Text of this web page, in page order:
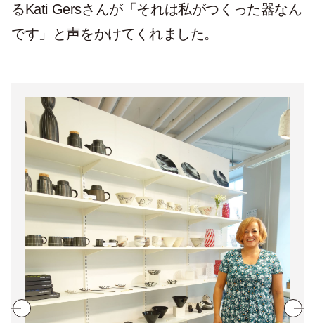
るKati Gersさんが「それは私がつくった器なん
です」と声をかけてくれました。